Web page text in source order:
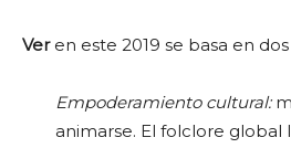
Veren este 2019 se basa en
Empoderamiento cultural:
animarse. El folclore global